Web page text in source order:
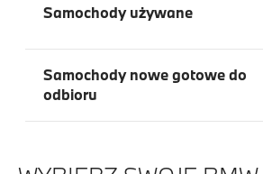
Samochody używane
Samochody nowe gotowe do
odbioru